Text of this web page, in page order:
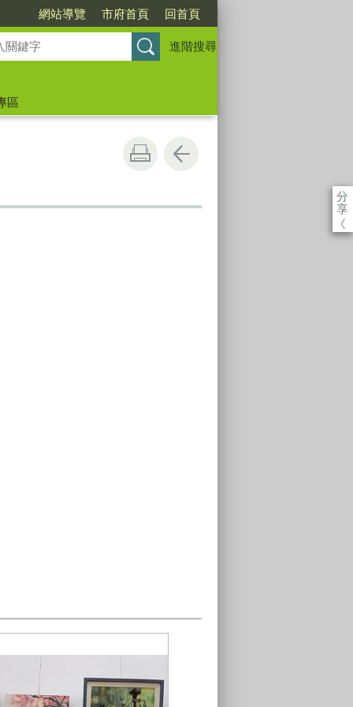
網站導覽 市府首頁 回首頁
進階搜尋
區
分
享
《